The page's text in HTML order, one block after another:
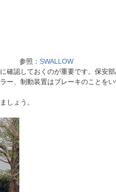
参照： SWALLOW
認しておくのが重要です。保安
ー、制動装置はブレーキのことをい
しょう。